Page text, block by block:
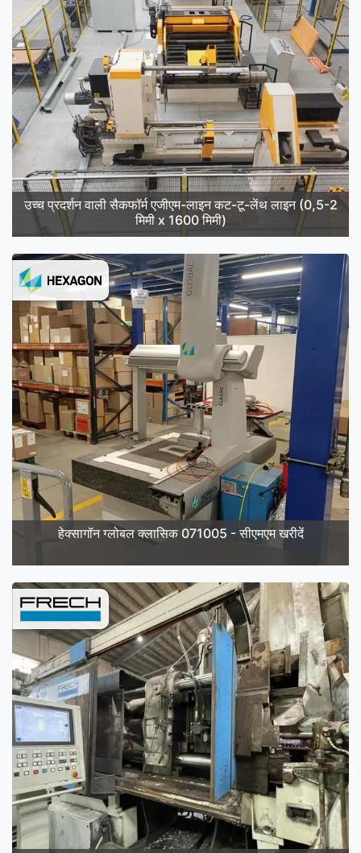
उच्च प्रदर्शन वाली सैकफॉर्म एजीएम-लाइन कट-टू-लेंथ लाइन (0,5-2
मिमी x 1600 मिमी)
हेक्सागॉन ग्लोबल क्लासिक 071005 - सीएमएम खरीदें